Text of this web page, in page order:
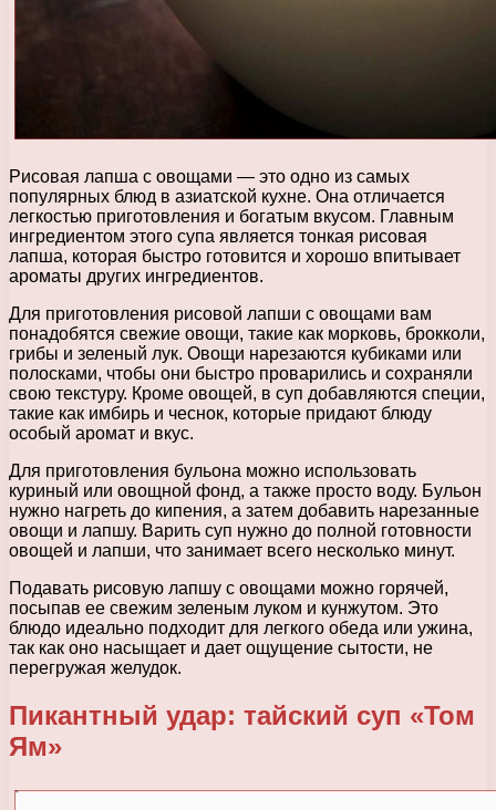
Рисовая лапша с овощами — это одно из самых
популярных блюд в азиатской кухне. Она отличается
легкостью приготовления и богатым вкусом. Главным
ингредиентом этого супа является тонкая рисовая
лапша, которая быстро готовится и хорошо впитывает
ароматы других ингредиентов.
Для приготовления рисовой лапши с овощами вам
понадобятся свежие овощи, такие как морковь, брокколи,
грибы и зеленый лук. Овощи нарезаются кубиками или
полосками, чтобы они быстро проварились и сохраняли
свою текстуру. Кроме овощей, в суп добавляются специи,
такие как имбирь и чеснок, которые придают блюду
особый аромат и вкус.
Для приготовления бульона можно использовать
куриный или овощной фонд, а также просто воду. Бульон
нужно нагреть до кипения, а затем добавить нарезанные
овощи и лапшу. Варить суп нужно до полной готовности
овощей и лапши, что занимает всего несколько минут.
Подавать рисовую лапшу с овощами можно горячей,
посыпав ее свежим зеленым луком и кунжутом. Это
блюдо идеально подходит для легкого обеда или ужина,
так как оно насыщает и дает ощущение сытости, не
перегружая желудок.
Пикантный удар: тайский суп «Том
Ям»